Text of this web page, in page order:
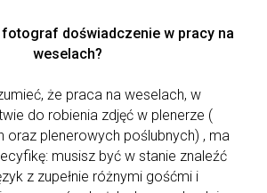
fotograf doświadczenie w pracy na
weselach?
że praca na weselach, w
do robienia zdjęć w plenerze (
oraz plenerowych poślubnych) , ma
musisz być w stanie znaleźć
z zupełnie różnymi gośćmi i